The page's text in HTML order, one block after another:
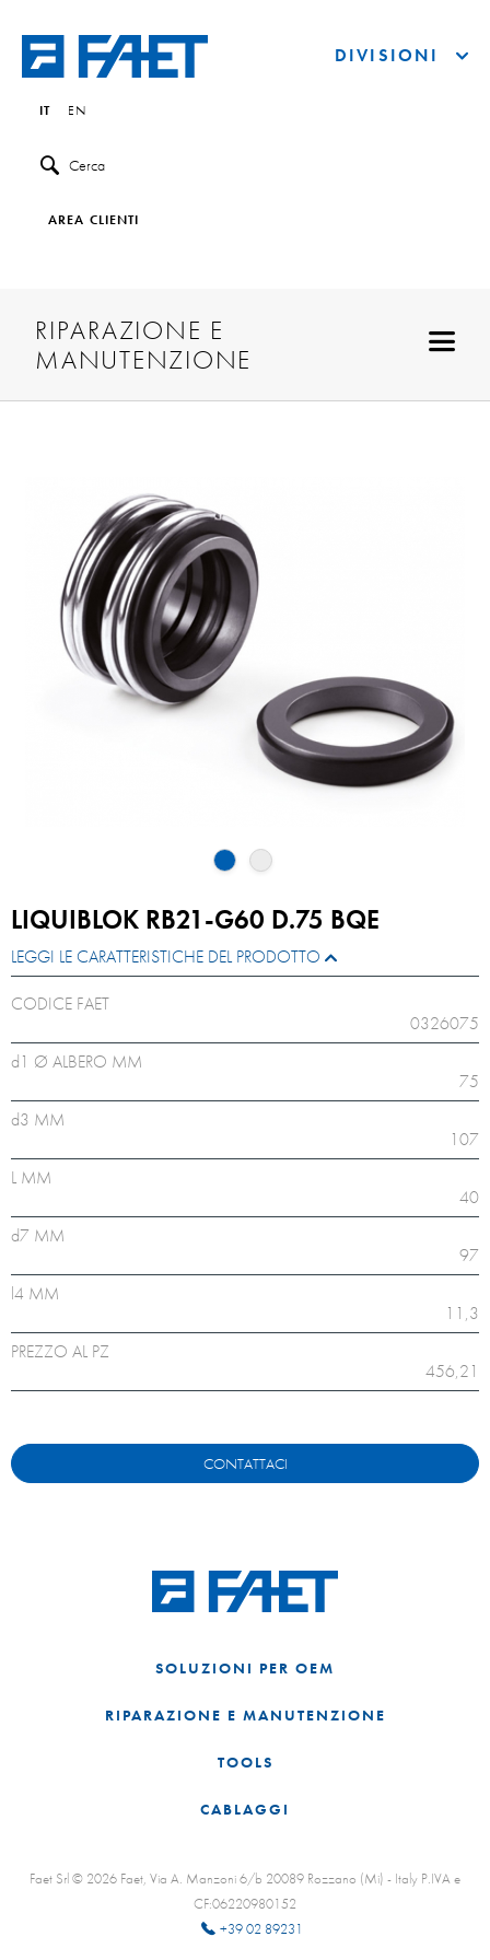
IT EN
Cerca
AREA CLIENTI
DIVISIONI
RIPARAZIONE E
MANUTENZIONE
LIQUIBLOK RB21-G60 D.75 BQE
LEGGI LE CARATTERISTICHE DEL PRODOTTO
CODICE FAET
0326075
d1 Ø ALBERO MM
75
d3 MM
107
L MM
40
d7 MM
97
l4 MM
11,3
PREZZO AL PZ
456,21
CONTATTACI
SOLUZIONI PER OEM
RIPARAZIONE E MANUTENZIONE
TOOLS
CABLAGGI
Faet Srl © 2026 Faet, Via A. Manzoni 6/b 20089 Rozzano (Mi) - Italy P.IVA e
CF:06220980152
+39 02 89231